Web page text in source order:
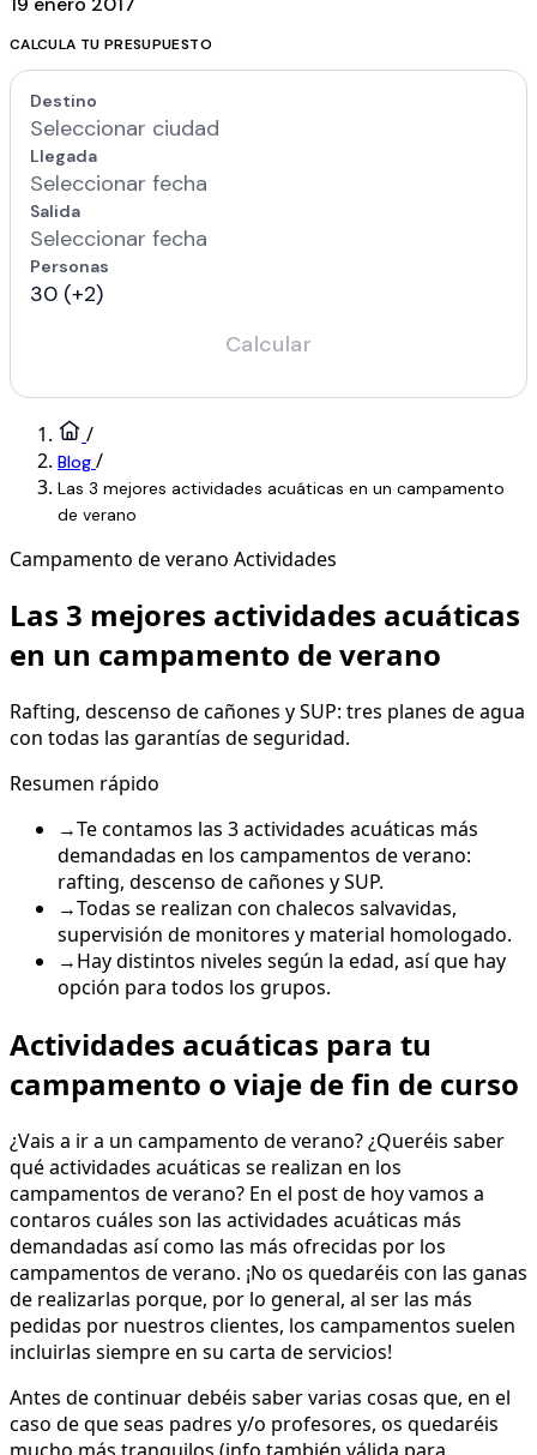
CALCULA TU PRESUPUESTO
/
Blog /
Las 3 mejores actividades acuáticas en un campamento
de verano
Campamento de verano Actividades
Las 3 mejores actividades acuáticas
en un campamento de verano
Rafting, descenso de cañones y SUP: tres planes de agua
con todas las garantías de seguridad.
Resumen rápido
→Te contamos las 3 actividades acuáticas más
demandadas en los campamentos de verano:
rafting, descenso de cañones y SUP.
→Todas se realizan con chalecos salvavidas,
supervisión de monitores y material homologado.
→Hay distintos niveles según la edad, así que hay
opción para todos los grupos.
Actividades acuáticas para tu
campamento o viaje de fin de curso
¿Vais a ir a un campamento de verano? ¿Queréis saber
qué actividades acuáticas se realizan en los
campamentos de verano? En el post de hoy vamos a
contaros cuáles son las actividades acuáticas más
demandadas así como las más ofrecidas por los
campamentos de verano. ¡No os quedaréis con las ganas
de realizarlas porque, por lo general, al ser las más
pedidas por nuestros clientes, los campamentos suelen
incluirlas siempre en su carta de servicios!
Antes de continuar debéis saber varias cosas que, en el
caso de que seas padres y/o profesores, os quedaréis